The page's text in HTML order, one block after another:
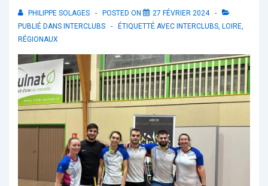
PHILIPPE SOLAGES POSTED ON
27 FÉVRIER 2024
PUBLIÉ DANS INTERCLUBS ÉTIQUETTÉ AVEC INTERCLUBS, LOIRE,
RÉGIONAUX